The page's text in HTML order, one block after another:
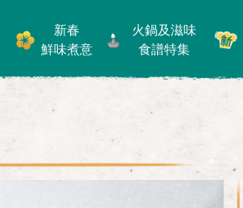
新春
鮮味煮意
火鍋及滋味
食譜特集